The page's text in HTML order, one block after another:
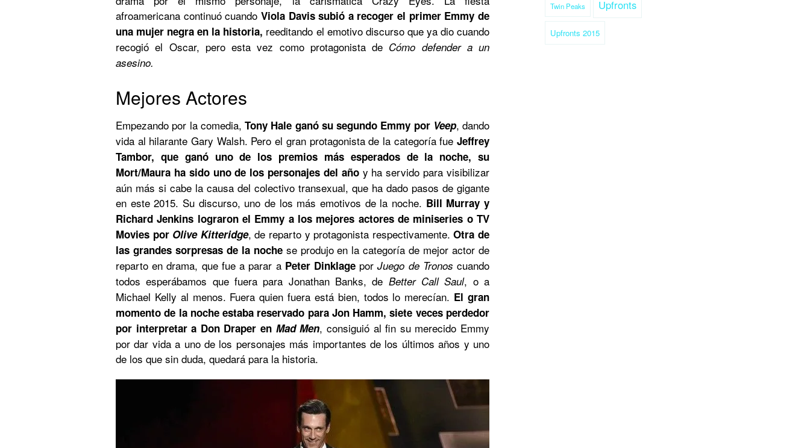
afroamericana continuó cuando Viola Davis subió a recoger el primer Emmy de
una mujer negra en la historia, reeditando el emotivo discurso que ya dio cuando
recogió el Oscar, pero esta vez como protagonista de Cómo defender a un
asesino.
Mejores Actores
Empezando por la comedia, Tony Hale ganó su segundo Emmy por Veep, dando
vida al hilarante Gary Walsh. Pero el gran protagonista de la categoría fue Jeffrey
Tambor, que ganó uno de los premios más esperados de la noche, su
Mort/Maura ha sido uno de los personajes del añoy ha servido para visibilizar
aún más si cabe la causa del colectivo transexual, que ha dado pasos de gigante
en este 2015. Su discurso, uno de los más emotivos de la noche. Bill Murray y
Richard Jenkins lograron el Emmy a los mejores actores de miniseries o TV
Movies por Olive Kitteridge, de reparto y protagonista respectivamente.Otra de
las grandes sorpresas de la nochese produjo en la categoría de mejor actor de
reparto en drama, que fue a parar a Peter DinklageporJuego de Tronos cuando
todos esperábamos que fuera para Jonathan Banks, de Better Call Saul, o a
Michael Kelly al menos. Fuera quien fuera está bien, todos lo merecían. El gran
momento de la noche estaba reservado para Jon Hamm, siete veces perdedor
por interpretar a Don Draper en Mad Men, consiguió al fin su merecido Emmy
por dar vida a uno de los personajes más importantes de los últimos años y uno
de los que sin duda, quedará para la historia.
Twin Peaks Upfronts
Upfronts 2015